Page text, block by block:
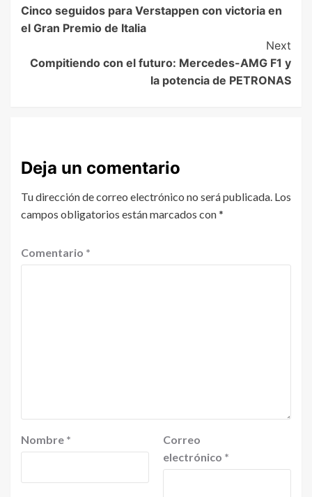
Cinco seguidos para Verstappen con victoria en
el Gran Premio de Italia
Next
Compitiendo con el futuro: Mercedes-AMG F1 y
la potencia de PETRONAS
Deja un comentario
Tu dirección de correo electrónico no será publicada. Los
campos obligatorios están marcados con*
Comentario *
Nombre *
Correo
electrónico *